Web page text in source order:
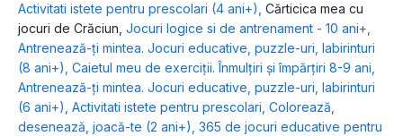
Activitati istete pentru prescolari (4 ani+) Cărticica mea cu
jocuri de Crăciun Jocuri logice si de antrenament - 10 ani+
Antrenează-ți mintea. Jocuri educative, puzzle-uri, labirinturi
(8 ani+) Caietul meu de exerciții. Înmulțiri și împărțiri 8-9 ani
Antrenează-ți mintea. Jocuri educative, puzzle-uri, labirinturi
(6 ani+) Activitati istete pentru prescolari Colorează,
desenează, joacă-te (2 ani+) 365 de jocuri educative pentru